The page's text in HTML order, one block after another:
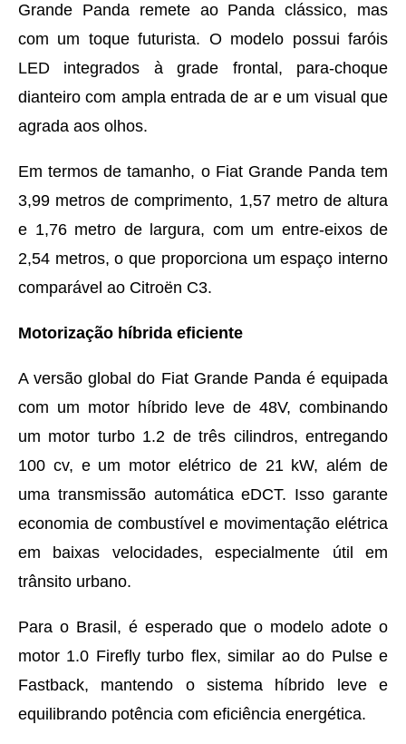
Grande Panda remete ao Panda clássico, mas
com um toque futurista. O modelo possui faróis
LED integrados à grade frontal, para-choque
dianteiro com ampla entrada de ar e um visual que
agrada aos olhos.
Em termos de tamanho, o Fiat Grande Panda tem
3,99 metros de comprimento, 1,57 metro de altura
e 1,76 metro de largura, com um entre-eixos de
2,54 metros, o que proporciona um espaço interno
comparável ao Citroën C3.
Motorização híbrida eficiente
A versão global do Fiat Grande Panda é equipada
com um motor híbrido leve de 48V, combinando
um motor turbo 1.2 de três cilindros, entregando
100 cv, e um motor elétrico de 21 kW, além de
uma transmissão automática eDCT. Isso garante
economia de combustível e movimentação elétrica
em baixas velocidades, especialmente útil em
trânsito urbano.
Para o Brasil, é esperado que o modelo adote o
motor 1.0 Firefly turbo flex, similar ao do Pulse e
Fastback, mantendo o sistema híbrido leve e
equilibrando potência com eficiência energética.